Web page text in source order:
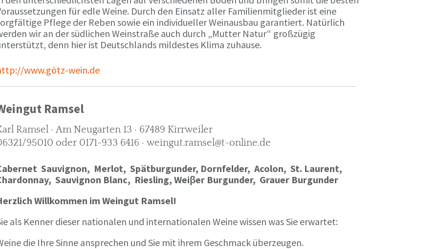
für edle Weine. Durch den Einsatz aller Familienmitglieder ist eine
Pflege der Reben sowie ein individueller Weinausbau garantiert. Natürlich
wir an der südlichen Weinstraße auch durch „Mutter Natur“ großzügig
denn hier ist Deutschlands mildestes Klima zuhause.
www.götz-wein.de
Ramsel
Ramsel · Am Neugarten 13 · 67489 Kirrweiler
95010 oder 0171-933 6416 · weingut.ramsel@t-online.de
Sauvignon, Merlot, Spätburgunder, Dornfelder, Acolon, St. Laurent,
Sauvignon Blanc, Riesling, Weiβer Burgunder, Grauer Burgunder
Willkommen im Weingut Ramsel!
als Kenner dieser nationalen und internationalen Weine wissen was Sie erwartet:
die Ihre Sinne ansprechen und Sie mit ihrem Geschmack überzeugen.